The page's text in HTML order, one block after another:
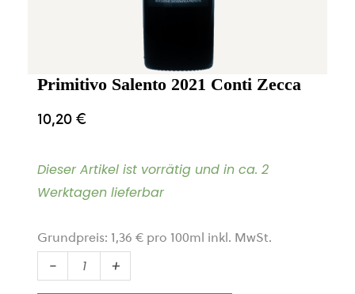
Primitivo Salento 2021 Conti Zecca
10,20€
Dieser Artikel ist vorrätig und in ca. 2
Werktagen lieferbar
Grundpreis: 1,36 € pro 100ml inkl. MwSt.
-
Primitivo
Salento
+